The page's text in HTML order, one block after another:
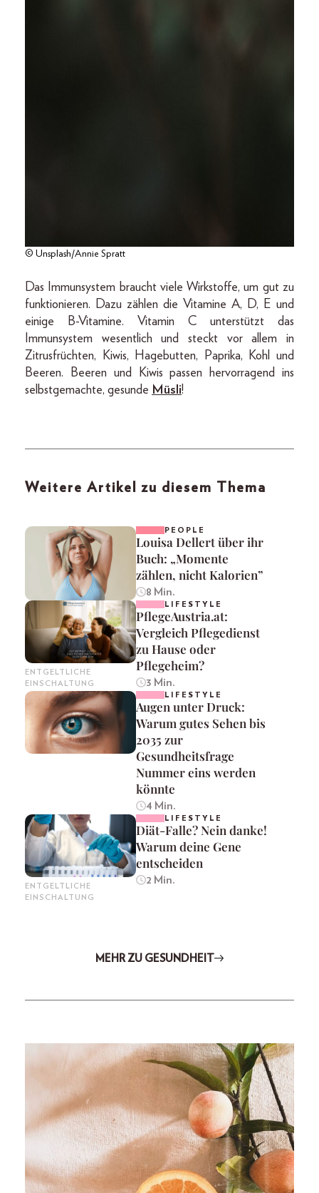
© Unsplash/Annie Spratt
Das Immunsystem braucht viele Wirkstoffe, um gut zu
funktionieren. Dazu zählen die Vitamine A, D, E und
einige B-Vitamine. Vitamin C unterstützt das
Immunsystem wesentlich und steckt vor allem in
Zitrusfrüchten, Kiwis, Hagebutten, Paprika, Kohl und
Beeren. Beeren und Kiwis passen hervorragend ins
selbstgemachte, gesunde Müsli!
Weitere Artikel zu diesem Thema
PEOPLE
Louisa Dellert über ihr
Buch: „Momente
zählen, nicht Kalorien”
8 Min.
ENTGELTLICHE
EINSCHALTUNG
LIFESTYLE
PflegeAustria.at:
Vergleich Pflegedienst
zu Hause oder
Pflegeheim?
3 Min.
LIFESTYLE
Augen unter Druck:
Warum gutes Sehen bis
2035 zur
Gesundheitsfrage
Nummer eins werden
könnte
4 Min.
ENTGELTLICHE
EINSCHALTUNG
LIFESTYLE
Diät-Falle? Nein danke!
Warum deine Gene
entscheiden
2 Min.
MEHR ZU GESUNDHEIT